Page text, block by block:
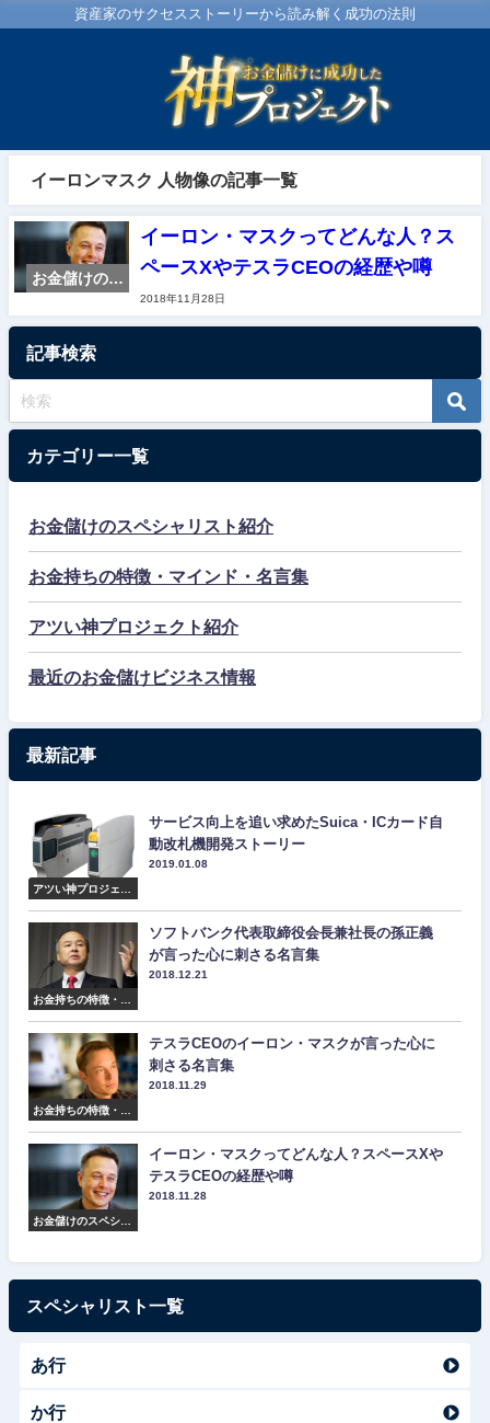
資産家のサクセスストーリーから読み解く成功の法則
イーロンマスク 人物像の記事一覧
お金儲けのス
紹介
イーロン・マスクってどんな人？ス
ペースXやテスラCEOの経歴や噂
2018年11月28日
記事検索
カテゴリー一覧
お金儲けのスペシャリスト紹介
お金持ちの特徴・マインド・名言集
アツい神プロジェクト紹介
最近のお金儲けビジネス情報
最新記事
アツい神プロジェク
サービス向上を追い求めたSuica・ICカード自
動改札機開発ストーリー
2019.01.08
お金持ちの特徴・マ
ソフトバンク代表取締役会長兼社長の孫正義
が言った心に刺さる名言集
2018.12.21
お金持ちの特徴・マ
テスラCEOのイーロン・マスクが言った心に
刺さる名言集
2018.11.29
お金儲けのスペシャ
イーロン・マスクってどんな人？スペースXや
テスラCEOの経歴や噂
2018.11.28
スペシャリスト一覧
あ行
か行